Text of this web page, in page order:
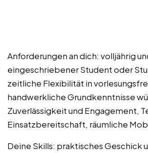
Anforderungen an dich: volljährig
eingeschriebener Student oder
zeitliche Flexibilität in
handwerkliche Grundkenntnisse
Zuverlässigkeit und Engagement,
Einsatzbereitschaft, räumliche
Deine Skills: praktisches Geschick